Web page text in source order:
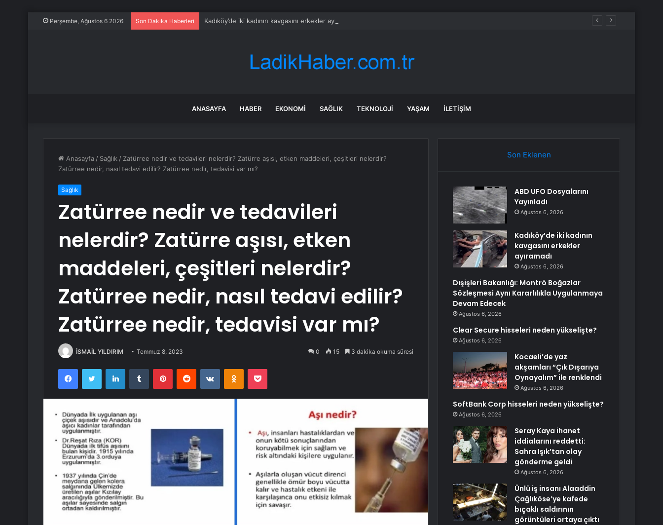
Perşembe, Ağustos 6 2026 Son Dakika Haberleri Kadıköy’de iki kadının kavgasını erkekler ayıramadı
ANASAYFA HABER EKONOMI SAĞLIK TEKNOLOJI YAŞAM İLETIŞIM
Anasayfa / Sağlık / Zatürree nedir ve tedavileri nelerdir? Zatürre aşısı, etken maddeleri, çeşitleri nelerdir?
Zatürree nedir, nasıl tedavi edilir? Zatürree nedir, tedavisi var mı?
Sağlık
Zatürree nedir ve tedavileri
nelerdir? Zatürre aşısı, etken
maddeleri, çeşitleri nelerdir?
Zatürree nedir, nasıl tedavi edilir?
Zatürree nedir, tedavisi var mı?
İSMAİL YILDIRIM Temmuz 8, 2023 0 15 3 dakika okuma süresi
FacebookTwitter LinkedInTumblr PinterestReddit VKontakteOdnoklassniki
Pocket
Son Eklenen
ABD UFO Dosyalarını
Yayınladı
Ağustos 6, 2026
Kadıköy’de iki kadının
kavgasını erkekler
ayıramadı
Ağustos 6, 2026
Dışişleri Bakanlığı: Montrö Boğazlar
Sözleşmesi Aynı Kararlılıkla Uygulanmaya
Devam Edecek
Ağustos 6, 2026
Clear Secure hisseleri neden yükselişte?
Ağustos 6, 2026
Kocaeli’de yaz
akşamları “Çık Dışarıya
Oynayalım” ile renklendi
Ağustos 6, 2026
SoftBank Corp hisseleri neden yükselişte?
Ağustos 6, 2026
Seray Kaya ihanet
iddialarını reddetti:
Sahra Işık’tan olay
gönderme geldi
Ağustos 6, 2026
Ünlü iş insanı Alaaddin
Çağlıköse’ye kafede
bıçaklı saldırının
görüntüleri ortaya çıktı